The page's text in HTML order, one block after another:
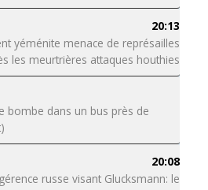
20:13
yéménite menace de représailles
les meurtrières attaques houthies
bombe dans un bus près de
20:08
russe visant Glucksmann: le